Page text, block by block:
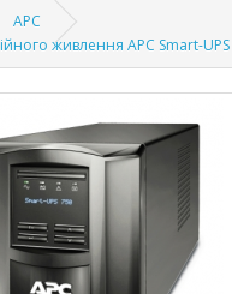
APC
живлення APC Smart-UPS